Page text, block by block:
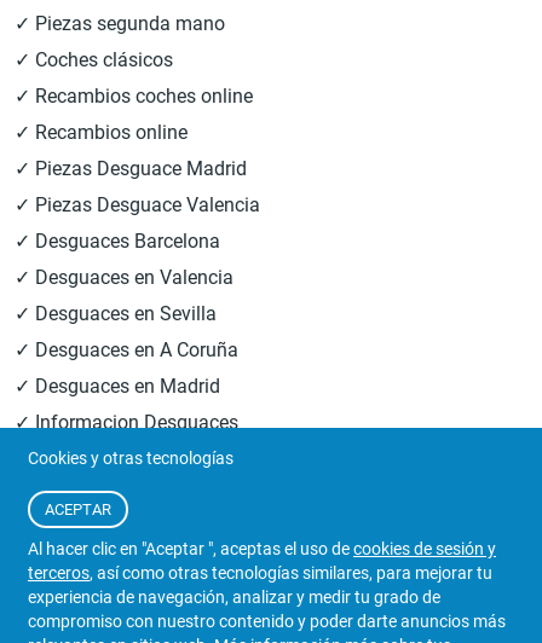
✓ Piezas segunda mano
✓ Coches clásicos
✓ Recambios coches online
✓ Recambios online
✓ Piezas Desguace Madrid
✓ Piezas Desguace Valencia
✓ Desguaces Barcelona
✓ Desguaces en Valencia
✓ Desguaces en Sevilla
✓ Desguaces en A Coruña
✓ Desguaces en Madrid
✓ Informacion Desguaces
© 2026Central Desguaces Europiezas
reservados.
Cookies y otras tecnologías
ACEPTAR
Al hacer clic en "Aceptar ", aceptas el uso decookies de sesión y
terceros, así como otras tecnologías similares, para mejorar tu
experiencia de navegación, analizar y medir tu grado de
compromiso con nuestro contenido y poder darte anuncios más